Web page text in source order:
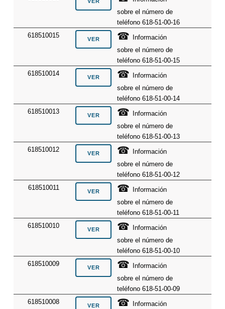
sobre el número de
teléfono 618-51-00-16
618510015
☎
Información
sobre el número de
teléfono 618-51-00-15
618510014
☎
Información
sobre el número de
teléfono 618-51-00-14
618510013
☎
Información
sobre el número de
teléfono 618-51-00-13
618510012
☎
Información
sobre el número de
teléfono 618-51-00-12
618510011
☎
Información
sobre el número de
teléfono 618-51-00-11
618510010
☎
Información
sobre el número de
teléfono 618-51-00-10
618510009
☎
Información
sobre el número de
teléfono 618-51-00-09
618510008
☎
Información